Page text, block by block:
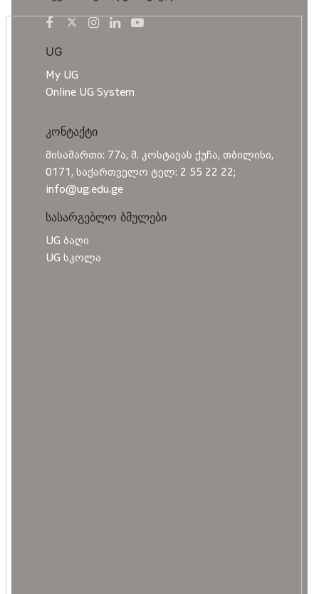
UG
My UG
Online UG System
კონტაქტი
მისამართი: 77ა, მ. კოსტავას ქუჩა, თბილისი,
0171, საქართველო ტელ: 2 55 22 22;
info@ug.edu.ge
სასარგებლო ბმულები
UG ბაღი
UG სკოლა